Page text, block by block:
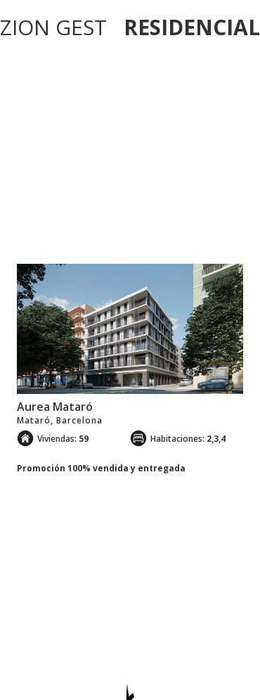
ZION GEST RESIDENCIAL
Aurea Mataró
Mataró, Barcelona
Viviendas: 59 Habitaciones: 2,3,4
Promoción 100% vendida y entregada